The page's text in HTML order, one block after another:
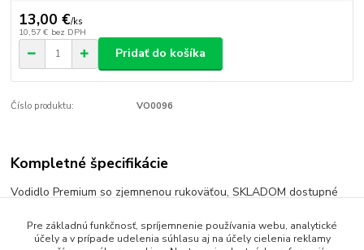
13,00 €/ks
10,57 € bez DPH
Pridať do košíka
Číslo produktu: VO0096
Kompletné špecifikácie
Vodidlo Premium so zjemnenou rukoväťou, SKLADOM dostupné
Pre základnú funkčnosť, spríjemnenie používania webu, analytické
účely a v prípade udelenia súhlasu aj na účely cielenia reklamy